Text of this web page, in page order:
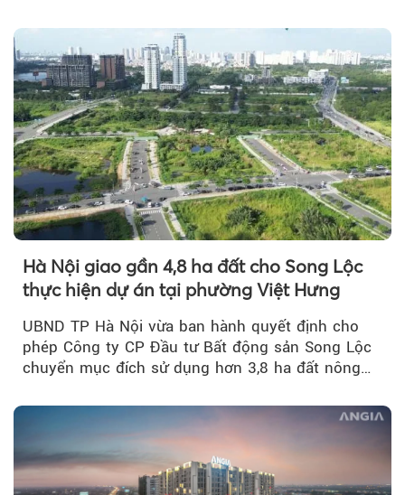
Hà Nội giao gần 4,8 ha đất cho Song Lộc
thực hiện dự án tại phường Việt Hưng
UBND TP Hà Nội vừa ban hành quyết định cho
phép Công ty CP Đầu tư Bất động sản Song Lộc
chuyển mục đích sử dụng hơn 3,8 ha đất nông